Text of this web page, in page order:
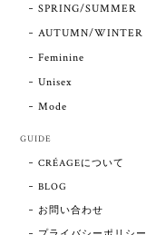
SPRING/SUMMER
AUTUMN/WINTER
Feminine
Unisex
Mode
GUIDE
CRÉAGEについて
BLOG
お問い合わせ